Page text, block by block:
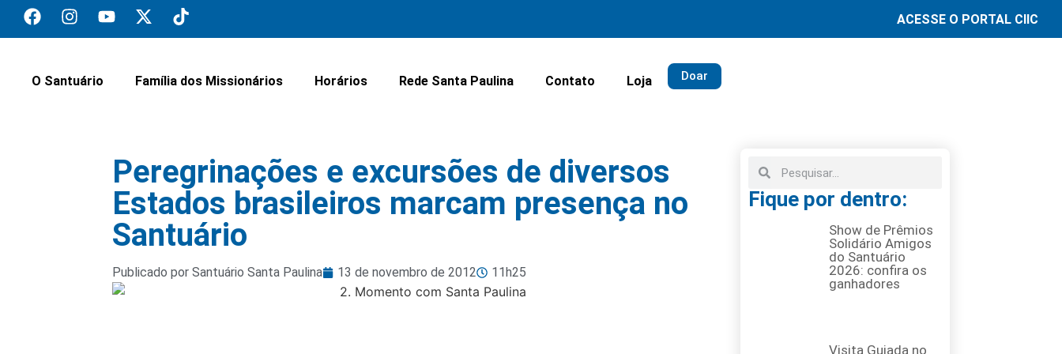
ACESSE O PORTAL CIIC
O Santuário Família dos Missionários Horários Rede Santa Paulina Contato Loja Doar
Peregrinações e excursões de diversos
Estados brasileiros marcam presença no
Santuário
Publicado por Santuário Santa Paulina 13 de novembro de 2012 11h25
Fique por dentro:
Show de Prêmios
Solidário Amigos
do Santuário
2026: confira os
ganhadores
Visita Guiada no